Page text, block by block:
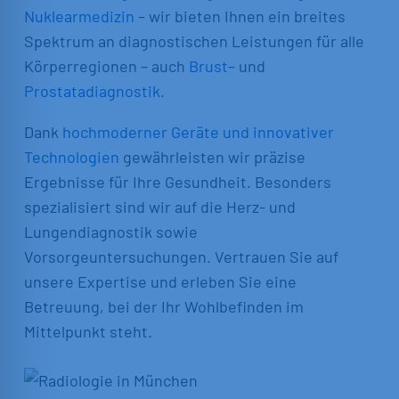
Nuklearmedizin – wir bieten Ihnen ein breites
Spektrum an diagnostischen Leistungen für alle
Körperregionen – auch Brust– und
Prostatadiagnostik.
Dank hochmoderner Geräte und innovativer
Technologien gewährleisten wir präzise
Ergebnisse für Ihre Gesundheit. Besonders
spezialisiert sind wir auf die Herz- und
Lungendiagnostik sowie
Vorsorgeuntersuchungen. Vertrauen Sie auf
unsere Expertise und erleben Sie eine
Betreuung, bei der Ihr Wohlbefinden im
Mittelpunkt steht.